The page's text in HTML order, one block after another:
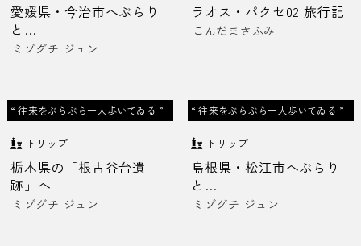
愛媛県・今治市へぶらり
と…
ミゾグチ ジュン
ラオス・パクセ02 旅行記
こんだまさふみ
“ 往来をぶらぶら一人歩いてゐる ”
トリップ
栃木県の「根古谷台遺
跡」へ
ミゾグチ ジュン
“ 往来をぶらぶら一人歩いてゐる ”
トリップ
島根県・松江市へぶらり
と…
ミゾグチ ジュン